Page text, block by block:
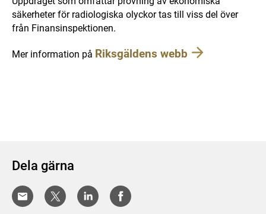
säkerheter för radiologiska olyckor tas till viss del över
från Finansinspektionen.
Mer information på Riksgäldens webb
Dela gärna